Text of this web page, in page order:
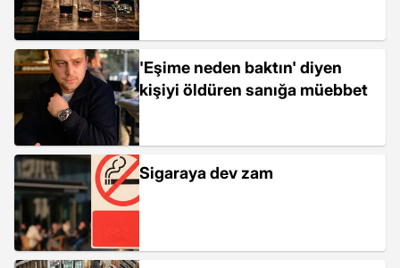
'Eşime neden baktın' diyen
kişiyi öldüren sanığa müebbet
Sigaraya dev zam